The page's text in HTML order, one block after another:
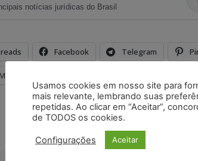
notícias jurídicas do Brasil
Facebook Telegram
Usamos cookies em nosso site para
mais relevante, lembrando suas
repetidas. Ao clicar em “Aceitar”,
de TODOS os cookies.
Configurações Aceitar